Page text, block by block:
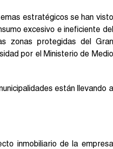
estratégicos se han visto
excesivo e ineficiente del
zonas protegidas del Gran
por el Ministerio de Medio
están llevando a
inmobiliario de la empresa